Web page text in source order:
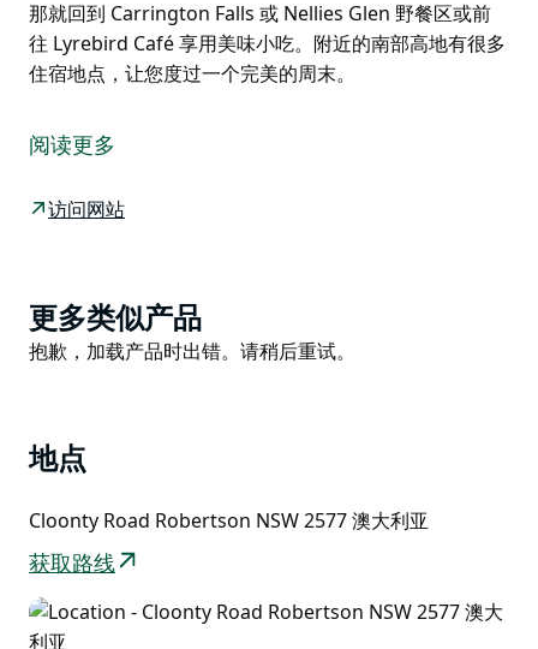
那就回到 Carrington Falls 或 Nellies Glen 野餐区或前
往 Lyrebird Café 享用美味小吃。附近的南部高地有很多
住宿地点，让您度过一个完美的周末。
Warris Chair 瞭望台。从袋鼠谷西部边缘的荒地，眺望
布德鲁国家公园保护的最后一片热带雨林。
这条轻松穿过沼泽班克西亚林地的步行道提供了绝佳的观
如果所有新鲜空气都勾起了食欲，那就回到 Carrington
Falls 或 Nellies Glen 野餐区或前往 Lyrebird Café 享用
阅读更多
访问网站
Product
List
更多类似产品
Product
抱歉，加载产品时出错。请稍后重试。
地点
Cloonty Road Robertson NSW 2577 澳大利亚
获取路线